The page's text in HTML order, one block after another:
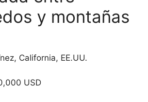
y montañas
California, EE.UU.
USD